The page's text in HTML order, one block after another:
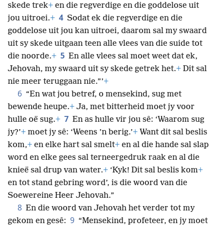
skede trek+ en die regverdige en die goddelose uit
jou uitroei.+ 4 Sodat ek die regverdige en die
goddelose uit jou kan uitroei, daarom sal my swaard
uit sy skede uitgaan teen alle vlees van die suide tot
die noorde.+ 5 En alle vlees sal moet weet dat ek,
Jehovah, my swaard uit sy skede getrek het.+ Dit sal
nie meer teruggaan nie.”’+
6 “En wat jou betref, o mensekind, sug met
bewende heupe.+ Ja, met bitterheid moet jy voor
hulle oë sug.+ 7 En as hulle vir jou sê: ‘Waarom sug
jy?’+ moet jy sê: ‘Weens ’n berig.’+ Want dit sal beslis
kom,+ en elke hart sal smelt+ en al die hande sal slap
word en elke gees sal terneergedruk raak en al die
knieë sal drup van water.+ ‘Kyk! Dit sal beslis kom+
en tot stand gebring word’, is die woord van die
Soewereine Heer Jehovah.”
8 En die woord van Jehovah het verder tot my
gekom en gesê: 9 “Mensekind, profeteer, en jy moet